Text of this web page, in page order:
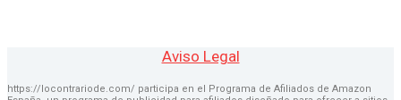
Aviso Legal
https://locontrariode.com/ participa en el Programa de Afiliados de Amazon